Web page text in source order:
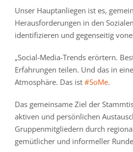
Unser Hauptanliegen ist es,
Herausforderungen in den
identifizieren und gegenseitig
„Social-Media-Trends erörtern.
Erfahrungen teilen. Und das in
Atmosphäre. Das ist #SoMe.
Das gemeinsame Ziel der
aktiven und persönlichen
Gruppenmitgliedern durch
gemütlicher und informeller